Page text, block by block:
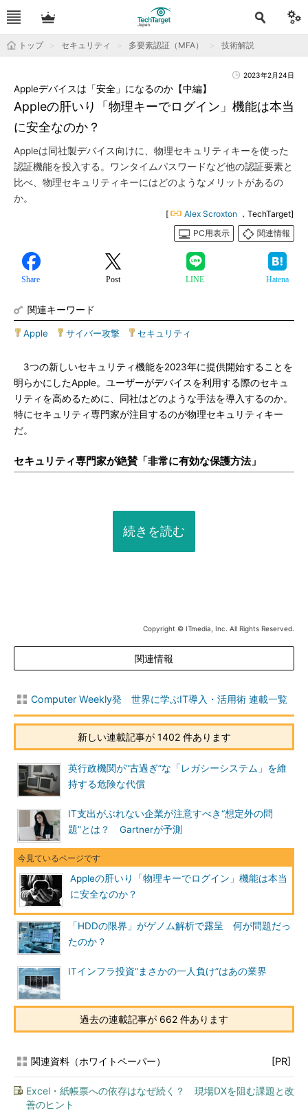
トップ セキュリティ 多要素認証（MFA） 技術解説
2023年2月24日
Appleの肝いり「物理キーでログイン」機能は本当
に安全なのか？
Appleデバイスは「安全」になるのか【中編】
Appleは同社製デバイス向けに、物理セキュリティキーを使った
認証機能を投入する。ワンタイムパスワードなど他の認証要素と
比べ、物理セキュリティキーにはどのようなメリットがあるの
か。
[ Alex Scroxton ，TechTarget]
PC用表示
関連情報
Share Post LINE Hatena
関連キーワード
Apple サイバー攻撃 セキュリティ
3つの新しいセキュリティ機能を2023年に提供開始することを
明らかにしたApple。ユーザーがデバイスを利用する際のセキュ
リティを高めるために、同社はどのような手法を導入するのか。
特にセキュリティ専門家が注目するのが物理セキュリティキー
だ。
セキュリティ専門家が絶賛「非常に有効な保護方法」
続きを読む
Copyright © ITmedia, Inc. All Rights Reserved.
関連情報
Computer Weekly発 世界に学ぶIT導入・活用術 連載一覧
新しい連載記事が 1402 件あります
英行政機関が“古過ぎ”な「レガシーシステム」を維
持する危険な代償
IT支出がぶれない企業が注意すべき“想定外の問
題”とは？ Gartnerが予測
Appleの肝いり「物理キーでログイン」機能は本当
に安全なのか？
「HDDの限界」がゲノム解析で露呈 何が問題だっ
たのか？
ITインフラ投資“まさかの一人負け”はあの業界
過去の連載記事が 662 件あります
関連資料（ホワイトペーパー） [PR]
Excel・紙帳票への依存はなぜ続く？ 現場DXを阻む課題と改
善のヒント